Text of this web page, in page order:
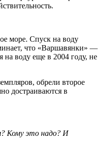
море. Спуск на воду
что «Варшавянки» —
на воду еще в 2004 году, не
обрели второе
достраиваются в
Кому это надо? И